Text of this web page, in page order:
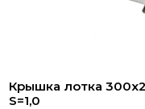
Крышка лотка
S=1,0